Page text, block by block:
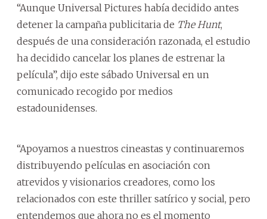
“Aunque Universal Pictures había decidido antes
detener la campaña publicitaria de The Hunt,
después de una consideración razonada, el estudio
ha decidido cancelar los planes de estrenar la
película”, dijo este sábado Universal en un
comunicado recogido por medios
estadounidenses.
“Apoyamos a nuestros cineastas y continuaremos
distribuyendo películas en asociación con
atrevidos y visionarios creadores, como los
relacionados con este thriller satírico y social, pero
entendemos que ahora no es el momento